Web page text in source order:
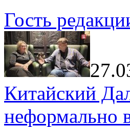
Гость
Китайский
неформально